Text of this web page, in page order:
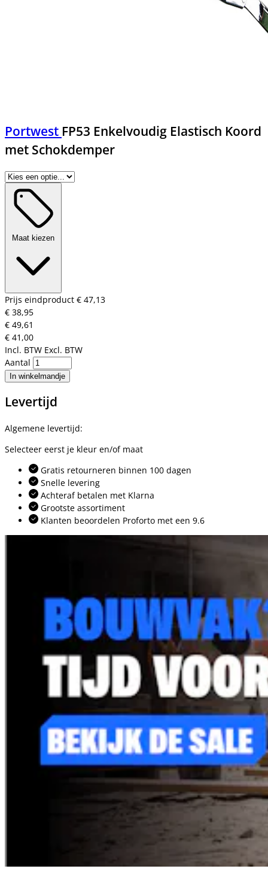
Portwest FP53 Enkelvoudig Elastisch Koord
met Schokdemper
Maat kiezen
Prijs eindproduct € 47,13
€ 38,95
€ 49,61
€ 41,00
Incl. BTW Excl. BTW
Aantal
In winkelmandje
Levertijd
Algemene levertijd:
Selecteer eerst je kleur en/of maat
Gratis retourneren binnen 100 dagen
Snelle levering
Achteraf betalen met Klarna
Grootste assortiment
Klanten beoordelen Proforto met een 9.6